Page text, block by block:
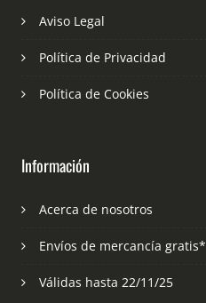
Aviso Legal
Política de Privacidad
Política de Cookies
Información
Acerca de nosotros
Envíos de mercancía gratis*
Válidas hasta 22/11/25